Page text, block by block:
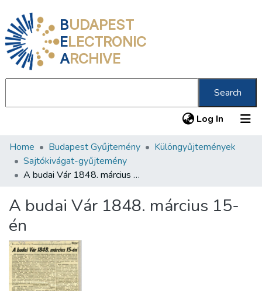
BUDAPEST
ELECTRONIC
ARCHIVE
Search
Log In (current)
Communities & Collections
All of DSpace
About us
Home Budapest Gyűjtemény
Különgyűjtemények
Sajtókivágat-gyűjtemény
A budai Vár 1848. március 15-én
A budai Vár 1848. március 15-
én